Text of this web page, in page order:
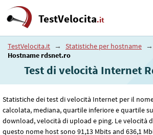
TestVelocita.it
TestVelocita.it → Statistiche per hostname →
Hostname rdsnet.ro
Test di velocità Internet
Statistiche dei test di velocità Internet per il
calcolata, mediana, quartile inferiore e quartile
download, velocità di upload e ping. Le velocità
questo nome host sono 91,13 Mbits and 636,1